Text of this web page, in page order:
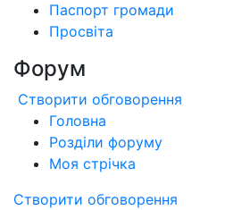
Паспорт громади
Просвіта
Форум
Створити обговорення
Головна
Розділи форуму
Моя стрічка
Створити обговорення